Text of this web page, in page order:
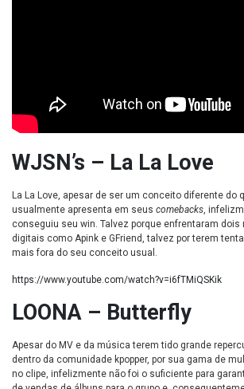
WJSN’s – La La Love
La La Love, apesar de ser um conceito diferente do
usualmente apresenta em seus comebacks,
conseguiu seu win. Talvez porque enfrentaram
digitais como Apink e GFriend, talvez por terem
mais fora do seu conceito usual.
https://www.youtube.com/watch?v=i6fTMiQSKik
LOONA – Butterfly
Apesar do MV e da música terem tido grande
dentro da comunidade kpopper, por sua gama de
no clipe, infelizmente não foi o suficiente para